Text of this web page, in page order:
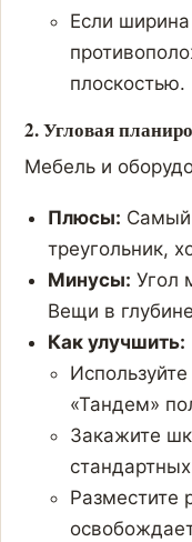
Если ширина
плоскостью.
2. Угловая
Мебель и
Плюсы: Самый
треугольник,
Минусы: Угол
Вещи в
Как улучшить:
«Тандем»
Закажите
Разместите